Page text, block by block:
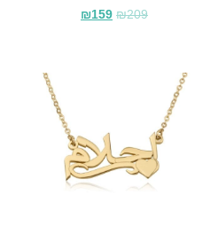
₪209
₪159